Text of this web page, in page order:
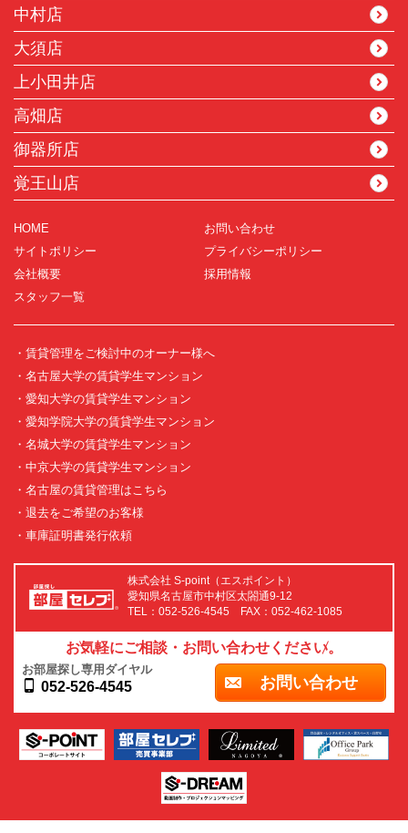
中村店
大須店
上小田井店
高畑店
御器所店
覚王山店
HOME
お問い合わせ
サイトポリシー
プライバシーポリシー
会社概要
採用情報
スタッフ一覧
・賃貸管理をご検討中のオーナー様へ
・名古屋大学の賃貸学生マンション
・愛知大学の賃貸学生マンション
・愛知学院大学の賃貸学生マンション
・名城大学の賃貸学生マンション
・中京大学の賃貸学生マンション
・名古屋の賃貸管理はこちら
・退去をご希望のお客様
・車庫証明書発行依頼
株式会社 S-point（エスポイント）
愛知県名古屋市中村区太閤通9-12
TEL：052-526-4545 FAX：052-462-1085
お気軽にご相談・お問い合わせください。
お部屋探し専用ダイヤル
052-526-4545 お問い合わせ